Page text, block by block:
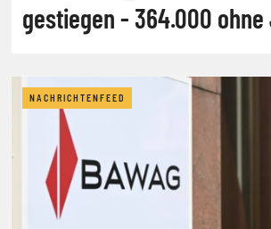
gestiegen - 364.000 ohne
NACHRICHTENFEED